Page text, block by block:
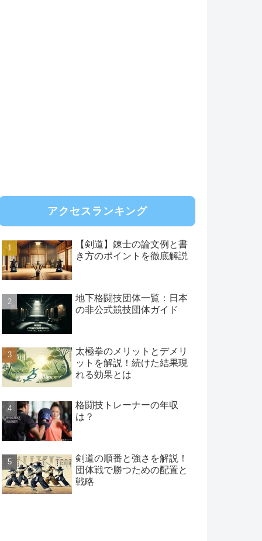
アクセスランキング
【剣道】錬士の論文例と書
き方のポイントを徹底解説
地下格闘技団体一覧：日本
の非公式競技団体ガイド
太極拳のメリットとデメリ
ットを解説！続けた結果現
れる効果とは
格闘技トレーナーの年収
は？
剣道の順番と強さを解説！
団体戦で勝つための配置と
戦略